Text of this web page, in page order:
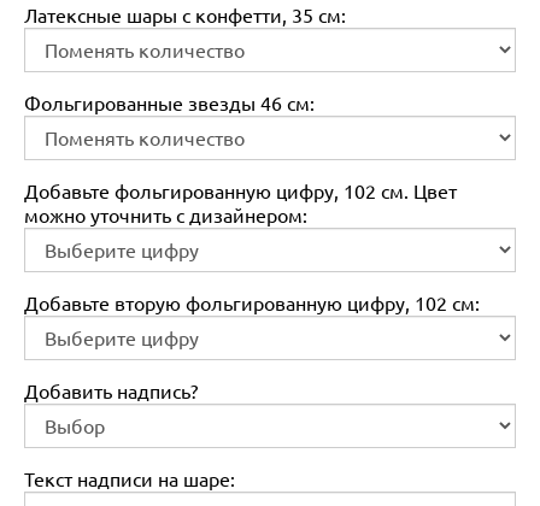
Латексные шары с конфетти, 35 см:
Фольгированные звезды 46 см:
Добавьте фольгированную цифру, 102 см. Цвет
можно уточнить с дизайнером:
Добавьте вторую фольгированную цифру, 102 см:
Добавить надпись?
Текст надписи на шаре: